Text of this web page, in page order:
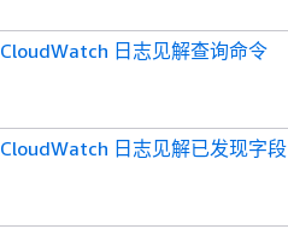
CloudWatch 日志见解查询命令
CloudWatch 日志见解已发现字段